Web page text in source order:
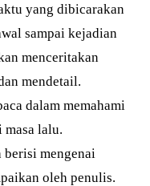
yang dibicarakan
sampai kejadian
menceritakan
mendetail.
dalam memahami
lalu.
berisi mengenai
oleh penulis.